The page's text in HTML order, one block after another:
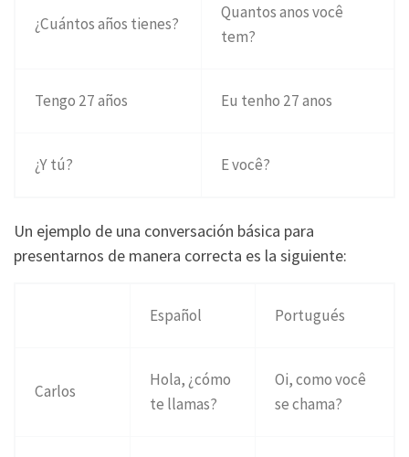
¿Cuántos años tienes?
Quantos anos você
tem?
Tengo 27 años Eu tenho 27 anos
¿Y tú? E você?
Un ejemplo de una conversación básica para
presentarnos de manera correcta es la siguiente:
Español Portugués
Carlos
Hola, ¿cómo
te llamas?
Oi, como você
se chama?